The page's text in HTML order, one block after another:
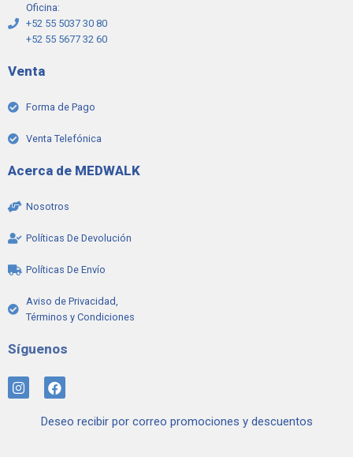
Oficina:
+52 55 5037 30 80
+52 55 5677 32 60
Venta
Forma de Pago
Venta Telefónica
Acerca de MEDWALK
Nosotros
Políticas De Devolución
Políticas De Envío
Aviso de Privacidad,
Términos y Condiciones
Síguenos
I
n
F
a
e
Deseo recibir por correo promociones y descuentos